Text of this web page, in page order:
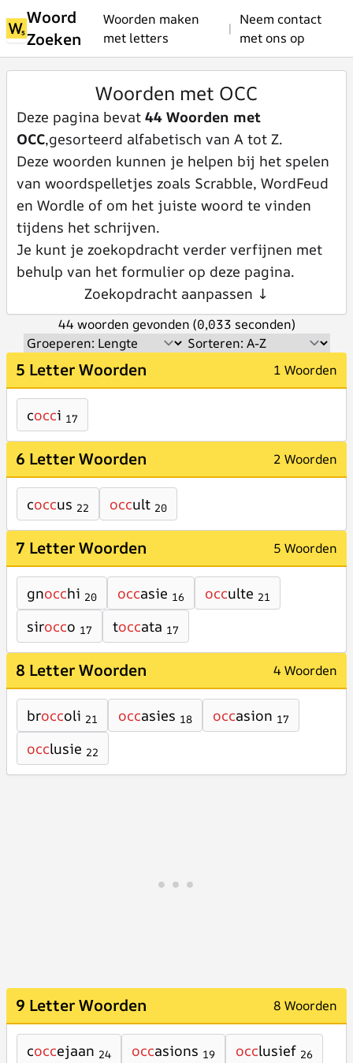
Woord
Zoeken
Woorden maken
met letters
|
Neem contact
met ons op
Woorden met OCC
Deze pagina bevat 44 Woorden met
OCC,gesorteerd alfabetisch van A tot Z.
Deze woorden kunnen je helpen bij het spelen
van woordspelletjes zoals Scrabble, WordFeud
en Wordle of om het juiste woord te vinden
tijdens het schrijven.
Je kunt je zoekopdracht verder verfijnen met
behulp van het formulier op deze pagina.
Zoekopdracht aanpassen ↓
44 woorden gevonden (0,033 seconden)
5 Letter Woorden 1 Woorden
cocci 17
6 Letter Woorden 2 Woorden
coccus 22 occult 20
7 Letter Woorden 5 Woorden
gnocchi 20 occasie 16 occulte 21
sirocco 17 toccata 17
8 Letter Woorden 4 Woorden
broccoli 21 occasies 18 occasion 17
occlusie 22
9 Letter Woorden 8 Woorden
coccejaan 24 occasions 19 occlusief 26